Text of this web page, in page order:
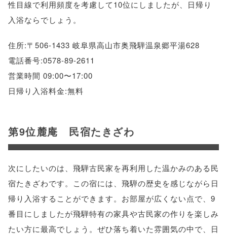
性目線で利用頻度を考慮して10位にしましたが、日帰り
入浴ならでしょう。
住所:〒506-1433 岐阜県高山市奥飛騨温泉郷平湯628
電話番号:0578-89-2611
営業時間 09:00〜17:00
日帰り入浴料金:無料
第9位麓庵 民宿たきざわ
次にしたいのは、飛騨古民家を再利用した温かみのある民
宿たきざわです。この宿には、飛騨の歴史を感じながら日
帰り入浴することができます。お部屋が広くない点で、9
番目にしましたが飛騨特有の家具や古民家の作りを楽しみ
たい方に最高でしょう。ぜひ落ち着いた雰囲気の中で、日